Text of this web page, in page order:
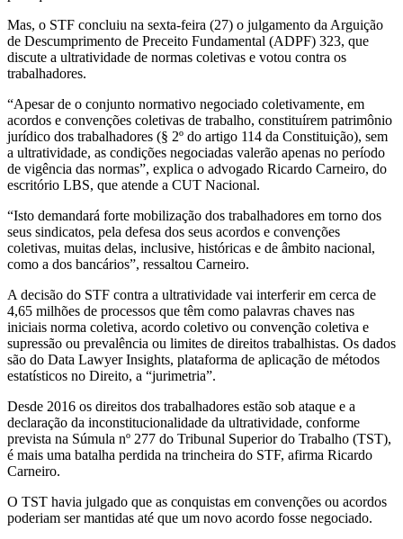
Mas, o STF concluiu na sexta-feira (27) o julgamento da Arguição
de Descumprimento de Preceito Fundamental (ADPF) 323, que
discute ​a ultratividade ​de normas coletivas e votou contra os
trabalhadores.
“Apesar de o conjunto normativo negociado coletivamente, em
acordos e convenções coletivas de trabalho, constituírem patrimônio
jurídico dos trabalhadores (§ 2º do artigo 114 da Constituição), sem
a ultratividade, as condições negociadas valerão apenas no período
de vigência das normas”, explica o advogado Ricardo Carneiro, do
escritório LBS, que atende a CUT Nacional.
“Isto demandará forte mobilização dos trabalhadores em torno dos
seus sindicatos, pela defesa dos seus acordos e convenções
coletivas, muitas delas, inclusive, históricas e de âmbito nacional,
como a dos bancários”, ressaltou Carneiro.
A decisão do STF contra a ultratividade vai interferir em cerca de
4,65 milhões de processos que têm como palavras chaves nas
iniciais norma coletiva, acordo coletivo ou convenção coletiva e
supressão ou prevalência ou limites de direitos trabalhistas. Os dados
são do Data Lawyer Insights, plataforma de aplicação de métodos
estatísticos no Direito, a “jurimetria”.
Desde 2016 os direitos dos trabalhadores estão sob ataque e a
declaração da inconstitucionalidade da ultratividade, conforme
prevista na Súmula nº 277 do Tribunal Superior do Trabalho (TST),
é mais uma batalha perdida na trincheira do STF, afirma Ricardo
Carneiro.
O TST havia julgado que as conquistas em convenções ou acordos
poderiam ser mantidas até que um novo acordo fosse negociado.